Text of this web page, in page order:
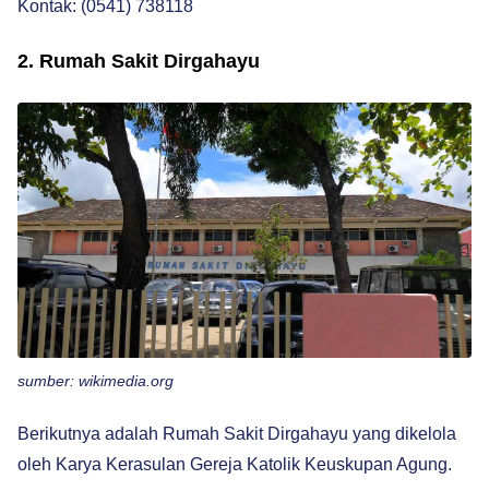
Kontak: (0541) 738118
2. Rumah Sakit Dirgahayu
sumber: wikimedia.org
Berikutnya adalah Rumah Sakit Dirgahayu yang dikelola
oleh Karya Kerasulan Gereja Katolik Keuskupan Agung.